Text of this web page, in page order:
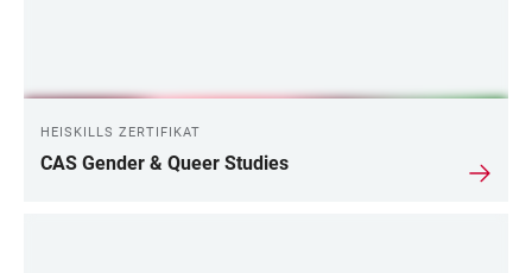
HEISKILLS ZERTIFIKAT
CAS Gender & Queer Studies